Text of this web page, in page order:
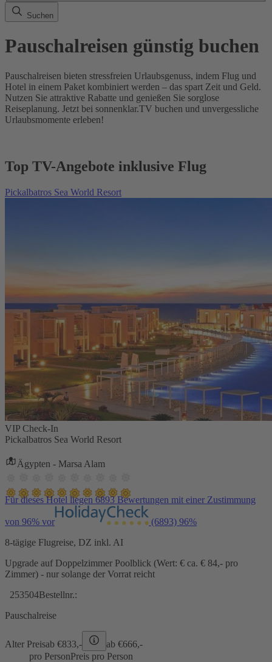
Suchen
Pauschalreisen günstig buchen
Pauschalreisen bieten stressfreien Urlaubsgenuss, indem Flug und
Hotel in einem Paket kombiniert werden – das spart Zeit und Geld.
Nutzen Sie attraktive Rabatte und genießen Sie sorglose
Reiseplanung. Jetzt bei sonnenklar.TV buchen und unvergessliche
Urlaubsmomente erleben!
Top TV-Angebote inklusive Flug
Pickalbatros Sea World Resort
VIP Check-In
Pickalbatros Sea World Resort
Ägypten - Marsa Alam
Für dieses Hotel liegen 6893 Bewertungen mit einer Zustimmung
von 96% vor (6893) 96%
8-tägige Flugreise, DZ inkl. AI
Upgrade auf Doppelzimmer Poolblick (Wert: € ca. € 84,- pro
Zimmer) - nur solange der Vorrat reicht
253504Bestellnr.:
Pauschalreise
Alter Preisab €833,- ab €666,-
pro PersonPreis pro Person